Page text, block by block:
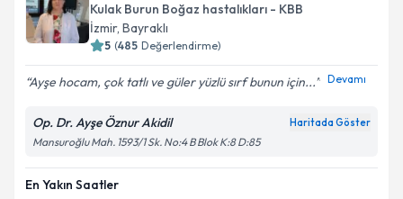
Kulak Burun Boğaz hastalıkları - KBB
İzmir, Bayraklı
5 (485 Değerlendirme)
Ayşe hocam, çok tatlı ve güler yüzlü sırf bunun için... Devamı
Op. Dr. Ayşe Öznur Akidil Haritada Göster
Mansuroğlu Mah. 1593/1 Sk. No:4 B Blok K:8 D:85
En Yakın Saatler